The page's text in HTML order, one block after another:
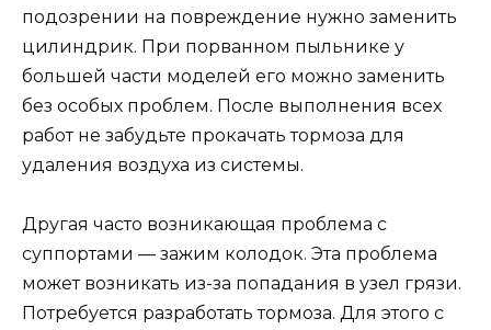
подозрении на повреждение нужно заменить
цилиндрик. При порванном пыльнике у
большей части моделей его можно заменить
без особых проблем. После выполнения всех
работ не забудьте прокачать тормоза для
удаления воздуха из системы.
Другая часто возникающая проблема с
суппортами — зажим колодок. Эта проблема
может возникать из-за попадания в узел грязи.
Потребуется разработать тормоза. Для этого с